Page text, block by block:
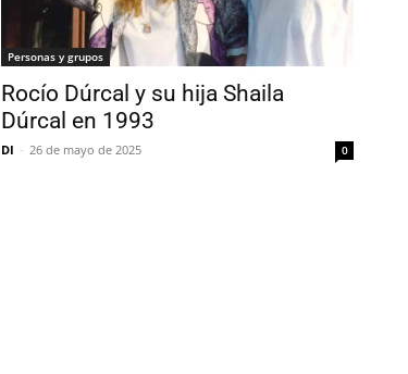
Personas y grupos
Rocío Dúrcal y su hija Shaila
Dúrcal en 1993
DI - 26 de mayo de 2025 0